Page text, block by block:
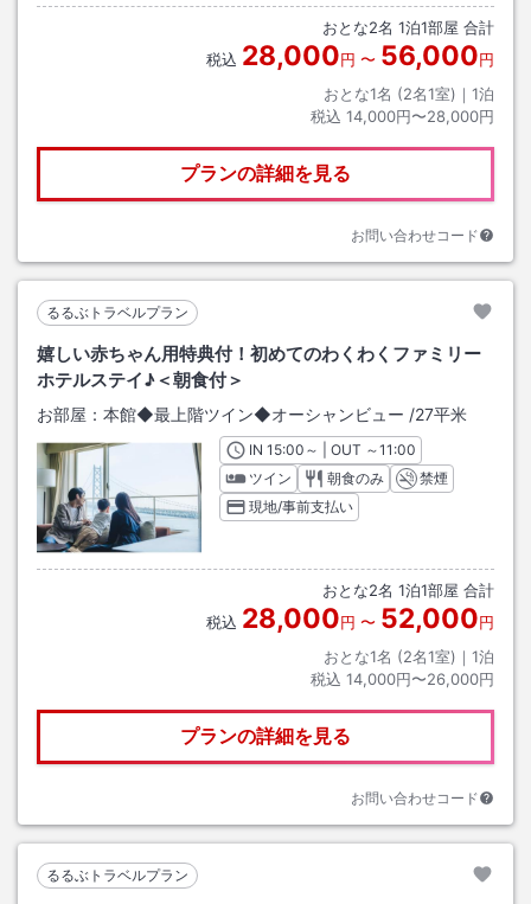
おとな2名 1泊1部屋 合計
税込 28,000円 〜 56,000円
おとな1名 (2名1室)｜ 1泊
税込 14,000円〜28,000円
プランの詳細を見る
お問い合わせコード
るるぶトラベルプラン
嬉しい赤ちゃん用特典付！初めてのわくわくファミリー
ホテルステイ♪＜朝食付＞
お部屋： 本館◆最上階ツイン◆オーシャンビュー /27平米
INチェックイン
15:00 ～ | OUT チェックアウト
～11:00
ツイン
朝食のみ
禁煙
現地/事前支払い
おとな2名 1泊1部屋 合計
税込 28,000円 〜 52,000円
おとな1名 (2名1室)｜ 1泊
税込 14,000円〜26,000円
プランの詳細を見る
お問い合わせコード
るるぶトラベルプラン